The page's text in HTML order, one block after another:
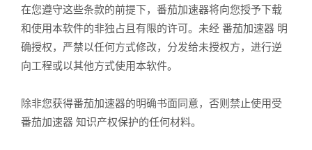
在您遵守这些条款的前提下，番茄加速器将向您授予下载
和使用本软件的非独占且有限的许可。未经 番茄加速器 明
确授权，严禁以任何方式修改，分发给未授权方，进行逆
向工程或以其他方式使用本软件。
除非您获得番茄加速器的明确书面同意，否则禁止使用受
番茄加速器 知识产权保护的任何材料。